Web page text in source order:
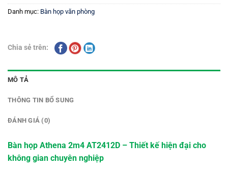
Danh mục: Bàn họp văn phòng
Chia sẻ trên:
MÔ TẢ
THÔNG TIN BỔ SUNG
ĐÁNH GIÁ (0)
Bàn họp Athena 2m4 AT2412D – Thiết kế hiện đại cho
không gian chuyên nghiệp